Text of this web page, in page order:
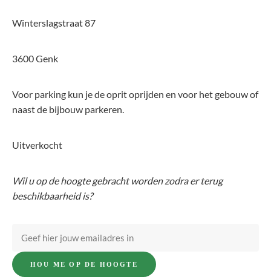
Winterslagstraat 87
3600 Genk
Voor parking kun je de oprit oprijden en voor het gebouw of
naast de bijbouw parkeren.
Uitverkocht
Wil u op de hoogte gebracht worden zodra er terug
beschikbaarheid is?